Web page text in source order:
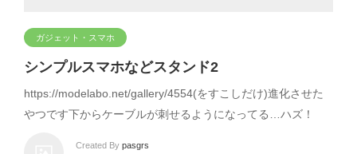
ガジェット・スマホ
シンプルスマホなどスタンド2
https://modelabo.net/gallery/4554(をすこしだけ)進化させた
やつです下からケーブルが刺せるようになってる…ハズ！
Created By pasgrs